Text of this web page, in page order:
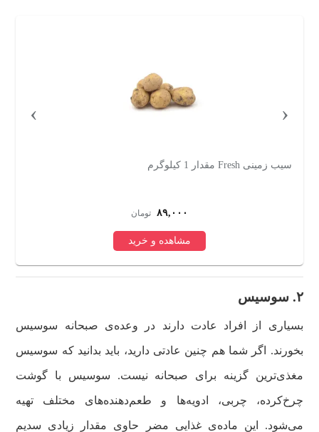
قارچ دکمه ای ژرمانسیکا - 200 گرم
۱۰۷,۰۰۰ تومان
مشاهده و خرید
‹
›
۲. سوسیس
بسیاری از افراد عادت دارند در وعده‌ی‌ صبحانه سوسیس
بخورند. اگر شما هم چنین عادتی دارید، باید بدانید که سوسیس
مغذی‌ترین گزینه برای صبحانه نیست. سوسیس با گوشت
چرخ‌کرده، چربی، ادویه‌ها و طعم‌دهنده‌های مختلف تهیه
می‌شود. این ماده‌ی غذایی مضر حاوی مقدار زیادی سدیم